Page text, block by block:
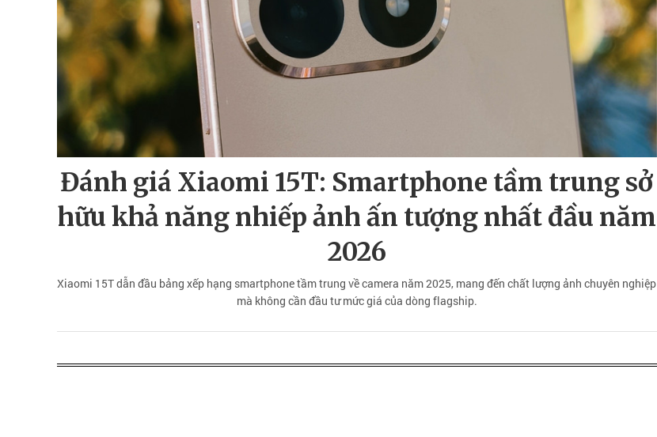
Đánh giá Xiaomi 15T: Smartphone tầm trung sở
hữu khả năng nhiếp ảnh ấn tượng nhất đầu năm
2026
Xiaomi 15T dẫn đầu bảng xếp hạng smartphone tầm trung về camera năm 2025, mang đến chất lượng ảnh chuyên nghiệp
mà không cần đầu tư mức giá của dòng flagship.